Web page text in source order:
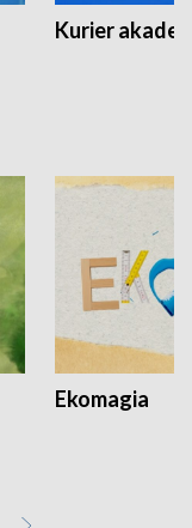
Kurier
Ekomagia